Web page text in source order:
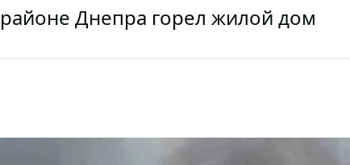
Днепра горел жилой дом